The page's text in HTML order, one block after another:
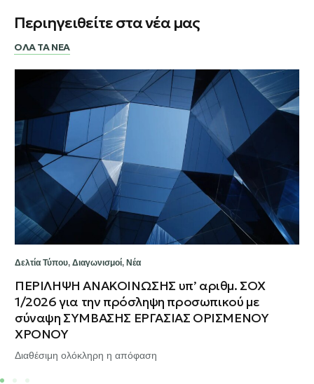
Περιηγειθείτε στα νέα μας
ΟΛΑ ΤΑ ΝΕΑ
Δελτία Τύπου, Διαγωνισμοί, Νέα
ΠΕΡΙΛΗΨΗ ΑΝΑΚΟΙΝΩΣΗΣ υπ’ αριθμ. ΣΟΧ
1/2026 για την πρόσληψη προσωπικού με
σύναψη ΣΥΜΒΑΣΗΣ ΕΡΓΑΣΙΑΣ ΟΡΙΣΜΕΝΟΥ
ΧΡΟΝΟΥ
Διαθέσιμη ολόκληρη η απόφαση